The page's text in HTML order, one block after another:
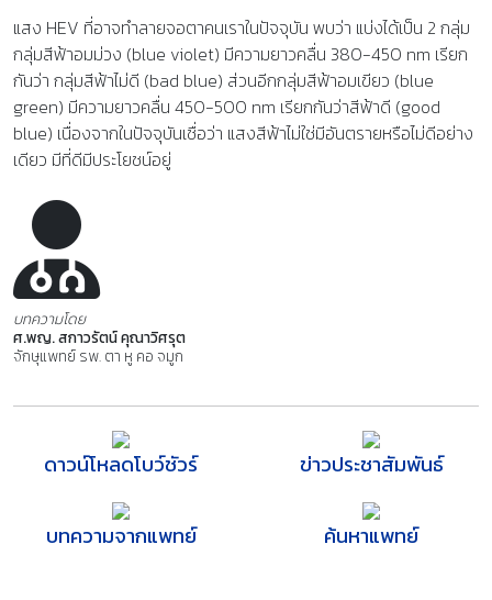
แสง HEV ที่อาจทำลายจอตาคนเราในปัจจุบัน พบว่า แบ่งได้เป็น 2 กลุ่ม
กลุ่มสีฟ้าอมม่วง (blue violet) มีความยาวคลื่น 380-450 nm เรียก
กันว่า กลุ่มสีฟ้าไม่ดี (bad blue) ส่วนอีกกลุ่มสีฟ้าอมเขียว (blue
green) มีความยาวคลื่น 450-500 nm เรียกกันว่าสีฟ้าดี (good
blue) เนื่องจากในปัจจุบันเชื่อว่า แสงสีฟ้าไม่ใช่มีอันตรายหรือไม่ดีอย่าง
เดียว มีที่ดีมีประโยชน์อยู่
บทความโดย
ศ.พญ. สกาวรัตน์ คุณาวิศรุต
จักษุแพทย์ รพ. ตา หู คอ จมูก
ดาวน์โหลดโบว์ชัวร์ ข่าวประชาสัมพันธ์
บทความจากแพทย์ ค้นหาแพทย์